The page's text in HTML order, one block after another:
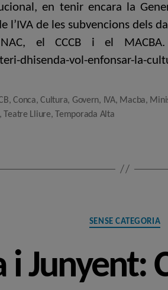
en tenir encara la
de les subvencions dels
el CCCB i el MACBA.
dhisenda-vol-enfonsar-la-
,Conca,Cultura, Govern, IVA, Macba,
, Teatre Lliure, Temporada Alta
Categories
SENSE CATEGORIA
i Junyent: